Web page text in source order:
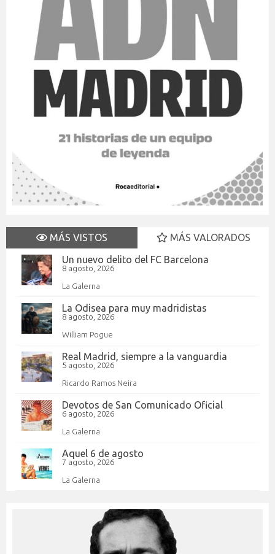
MÁS VISTOS
MÁS VALORADOS
Un nuevo delito del FC Barcelona
8 agosto, 2026
La Galerna
La Odisea para muy madridistas
8 agosto, 2026
William Pogue
Real Madrid, siempre a la vanguardia
5 agosto, 2026
Ricardo Ramos Neira
Devotos de San Comunicado Oficial
6 agosto, 2026
La Galerna
Aquel 6 de agosto
7 agosto, 2026
La Galerna